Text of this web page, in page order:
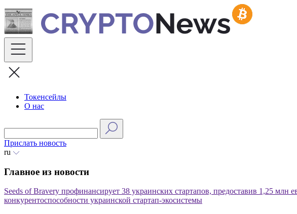
Skip
to
content
Токенсейлы
О нас
Прислать новость
ru
Главное из новости
Seeds of Bravery профинансирует 38 украинских стартапов, предоставив 1,25 млн
конкурентоспособности украинской стартап-экосистемы